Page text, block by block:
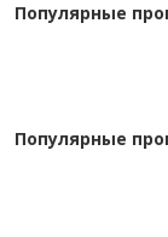
Популярные
Популярные